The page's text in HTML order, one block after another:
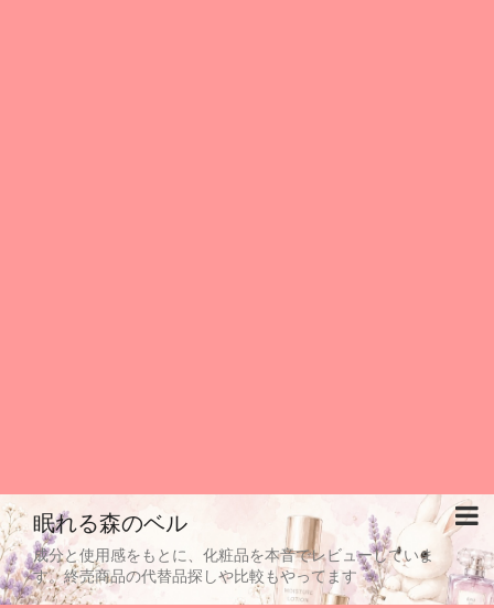
眠れる森のベル
成分と使用感をもとに、化粧品を本音でレビューしていま
す。終売商品の代替品探しや比較もやってます